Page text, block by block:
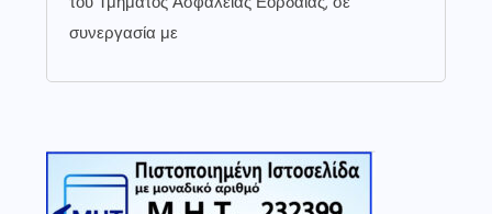
συνεργασία με